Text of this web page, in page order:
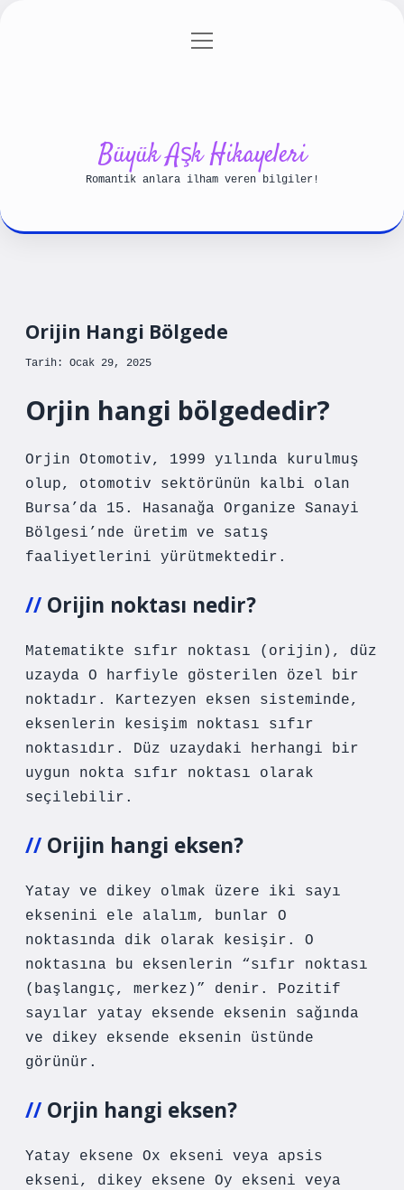
Gizlilik Politikası
menüyü
Büyük Aşk Hikayeleri
Romantik anlara ilham veren bilgiler!
Orijin Hangi Bölgede
Tarih: Ocak 29, 2025
Orjin hangi bölgededir?
Orjin Otomotiv, 1999 yılında kurulmuş
olup, otomotiv sektörünün kalbi olan
Bursa’da 15. Hasanağa Organize Sanayi
Bölgesi’nde üretim ve satış
faaliyetlerini yürütmektedir.
Orijin noktası nedir?
Matematikte sıfır noktası (orijin), düz
uzayda O harfiyle gösterilen özel bir
noktadır. Kartezyen eksen sisteminde,
eksenlerin kesişim noktası sıfır
noktasıdır. Düz uzaydaki herhangi bir
uygun nokta sıfır noktası olarak
seçilebilir.
Orijin hangi eksen?
Yatay ve dikey olmak üzere iki sayı
eksenini ele alalım, bunlar O
noktasında dik olarak kesişir. O
noktasına bu eksenlerin “sıfır noktası
(başlangıç, merkez)” denir. Pozitif
sayılar yatay eksende eksenin sağında
ve dikey eksende eksenin üstünde
görünür.
Orjin hangi eksen?
Yatay eksene Ox ekseni veya apsis
ekseni, dikey eksene Oy ekseni veya